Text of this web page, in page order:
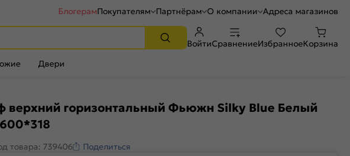
БлогерамПокупателям Партнёрам О компании Адреса магазинов
ВойтиСравнениеИзбранноеКорзина
Двери
верхний горизонтальный Фьюжн Silky Blue Белый
товара: 739406 Поделиться